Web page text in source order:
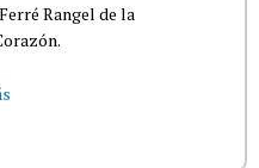
Rangel de la